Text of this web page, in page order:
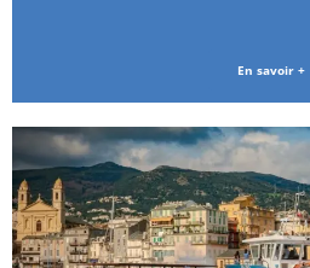
En savoir +